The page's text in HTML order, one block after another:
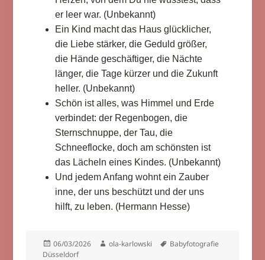
er leer war. (Unbekannt)
Ein Kind macht das Haus glücklicher,
die Liebe stärker, die Geduld größer,
die Hände geschäftiger, die Nächte
länger, die Tage kürzer und die Zukunft
heller. (Unbekannt)
Schön ist alles, was Himmel und Erde
verbindet: der Regenbogen, die
Sternschnuppe, der Tau, die
Schneeflocke, doch am schönsten ist
das Lächeln eines Kindes. (Unbekannt)
Und jedem Anfang wohnt ein Zauber
inne, der uns beschützt und der uns
hilft, zu leben. (Hermann Hesse)
Veröffentlicht
am
06/03/2026 Autor
ola-karlowski Schlagwörter
Babyfotografie
Düsseldorf